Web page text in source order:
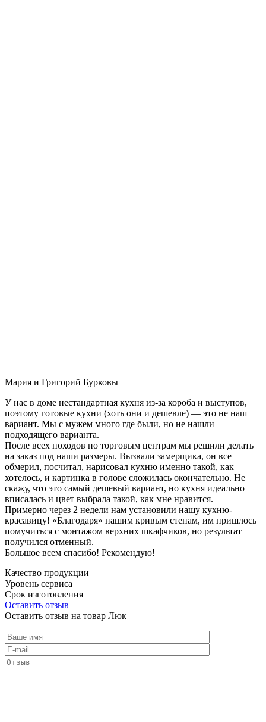
Мария и Григорий Бурковы
У нас в доме нестандартная кухня из-за короба и выступов,
поэтому готовые кухни (хоть они и дешевле) — это не наш
вариант. Мы с мужем много где были, но не нашли
подходящего варианта.
После всех походов по торговым центрам мы решили делать
на заказ под наши размеры. Вызвали замерщика, он все
обмерил, посчитал, нарисовал кухню именно такой, как
хотелось, и картинка в голове сложилась окончательно. Не
скажу, что это самый дешевый вариант, но кухня идеально
вписалась и цвет выбрала такой, как мне нравится.
Примерно через 2 недели нам установили нашу кухню-
красавицу! «Благодаря» нашим кривым стенам, им пришлось
помучиться с монтажом верхних шкафчиков, но результат
получился отменный.
Большое всем спасибо! Рекомендую!
Качество продукции
Уровень сервиса
Срок изготовления
Оставить отзыв
Оставить отзыв на товар Люк